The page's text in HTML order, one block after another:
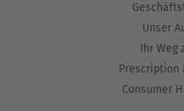
Unser
Ihr Weg
Prescription
Consumer